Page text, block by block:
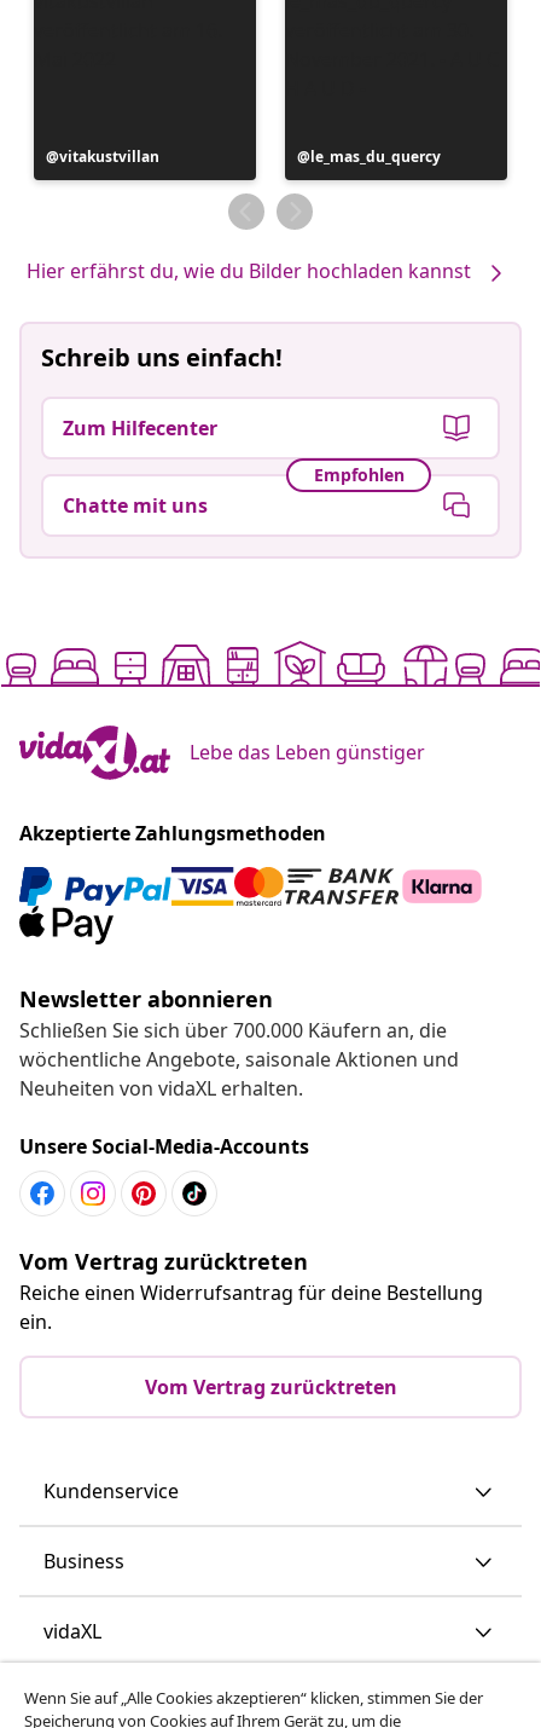
Beitrag
veröffentlicht
vitakustvillan
Beitrag
veröffentlicht
von
le_mas_du_quercy
Hier erfährst du, wie du Bilder hochladen kannst
Schreib uns einfach!
Zum Hilfecenter
Empfohlen
Chatte mit uns
Lebe das Leben günstiger
Akzeptierte Zahlungsmethoden
Newsletter abonnieren
Schließen Sie sich über 700.000 Käufern an, die
wöchentliche Angebote, saisonale Aktionen und
Neuheiten von vidaXL erhalten.
Unsere Social-Media-Accounts
Vom Vertrag zurücktreten
Reiche einen Widerrufsantrag für deine Bestellung
ein.
Vom Vertrag zurücktreten
Kundenservice
Business
vidaXL
Mehr entdecken
Wenn Sie auf „Alle Cookies akzeptieren“ klicken, stimmen Sie der
Speicherung von Cookies auf Ihrem Gerät zu, um die